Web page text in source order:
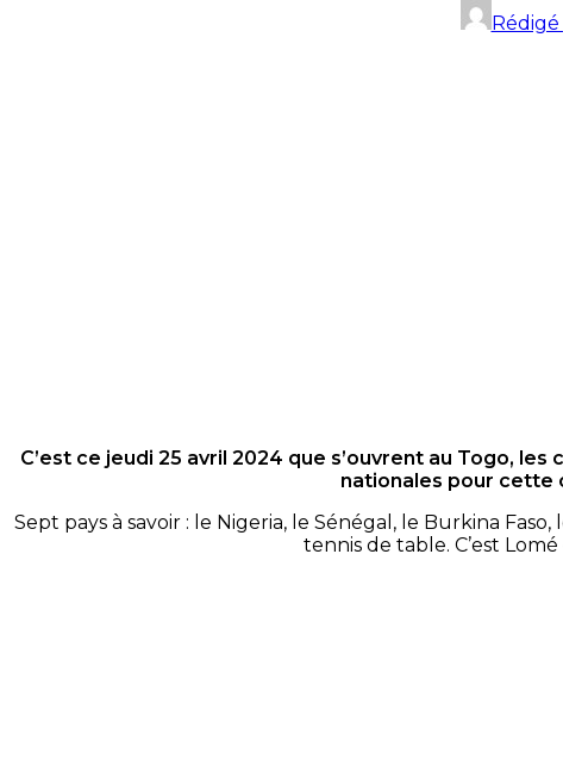
C’est ce jeudi 25 avril 2024 que s’ouvrent au Togo,
nationales pour cette
Sept pays à savoir : le Nigeria, le Sénégal, le Burkina
tennis de table. C’est